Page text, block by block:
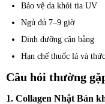
Bảo vệ da khỏi tia UV
Ngủ đủ 7–9 giờ
Dinh dưỡng cân bằng
Hạn chế thuốc lá và
Câu hỏi thường
1. Collagen Nhật Bản